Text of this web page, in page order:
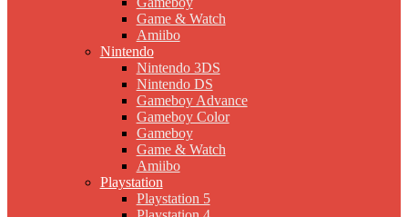
Game & Watch
Amiibo
Nintendo
Nintendo 3DS
Nintendo DS
Gameboy Advance
Gameboy Color
Gameboy
Game & Watch
Amiibo
Playstation
Playstation 5